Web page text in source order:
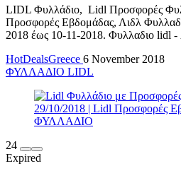
LIDL Φυλλάδιο, Lidl Προσφορές
Προσφορές Εβδομάδας, Λιδλ
2018 έως 10-11-2018. Φυλλαδιο lidl
HotDealsGreece 6 November 2018
ΦΥΛΛΑΔΙΟ LIDL
24
Expired